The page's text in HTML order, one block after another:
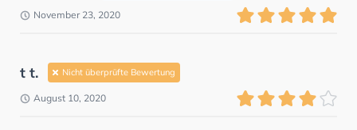
November 23, 2020
t t. Nicht überprüfte Bewertung
August 10, 2020